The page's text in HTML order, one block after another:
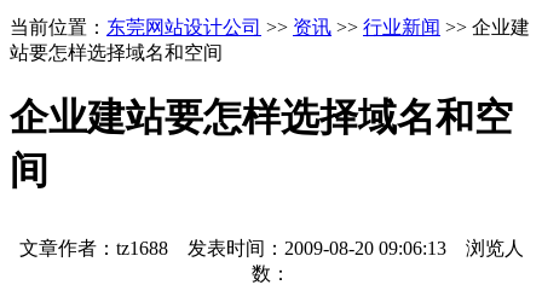
当前位置： 东莞网站设计公司 >> 资讯 >> 行业新闻 >> 企业建
站要怎样选择域名和空间
企业建站要怎样选择域名和空
间
文章作者：tz1688 发表时间： 2009-08-20 09:06:13浏览人
数：